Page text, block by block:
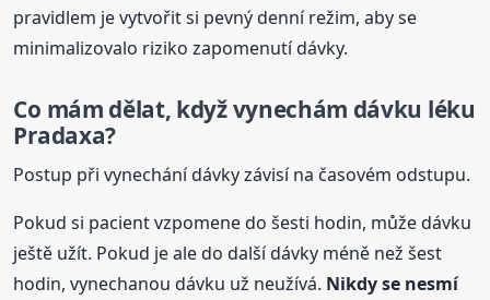
pravidlem je vytvořit si pevný denní režim, aby se
minimalizovalo riziko zapomenutí dávky.
Co mám dělat, když vynechám dávku léku
Pradaxa?
Postup při vynechání dávky závisí na časovém odstupu.
Pokud si pacient vzpomene do šesti hodin, může dávku
ještě užít. Pokud je ale do další dávky méně než šest
hodin, vynechanou dávku už neužívá. Nikdy se nesmí